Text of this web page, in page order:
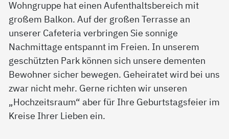
Wohngruppe hat einen Aufenthaltsbereich mit
großem Balkon. Auf der großen Terrasse an
unserer Cafeteria verbringen Sie sonnige
Nachmittage entspannt im Freien. In unserem
geschützten Park können sich unsere dementen
Bewohner sicher bewegen. Geheiratet wird bei uns
zwar nicht mehr. Gerne richten wir unseren
„Hochzeitsraum“ aber für Ihre Geburtstagsfeier im
Kreise Ihrer Lieben ein.